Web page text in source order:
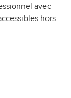
avec
hors